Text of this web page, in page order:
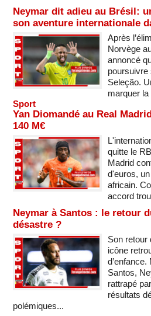
Neymar dit adieu au Brésil:
son aventure internationale
Après
Norvège
annoncé
poursuivre
Seleção.
marquer la
Sport
Yan Diomandé au Real
140 M€
quitte le
Madrid
d'euros,
africain.
accord
Neymar à Santos : le retour
désastre ?
Son retour
icône
Santos,
rattrapé
résultats
polémiques...